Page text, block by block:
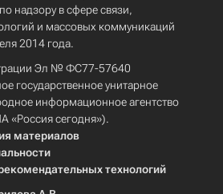
надзору в сфере связи,
и массовых коммуникаций
2014 года.
Эл № ФС77-57640
государственное унитарное
информационное агентство
«Россия сегодня»).
материалов
технологий